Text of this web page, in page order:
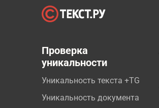
Проверка
уникальности
Уникальность текста +TG
Уникальность документа